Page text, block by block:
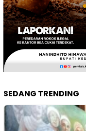
SEDANG TRENDING